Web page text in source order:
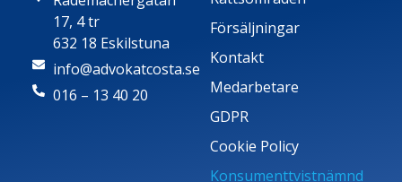
17, 4 tr
632 18 Eskilstuna
info@advokatcosta.se
016 – 13 40 20
Försäljningar
Kontakt
Medarbetare
GDPR
Cookie Policy
Konsumenttvistnämnd